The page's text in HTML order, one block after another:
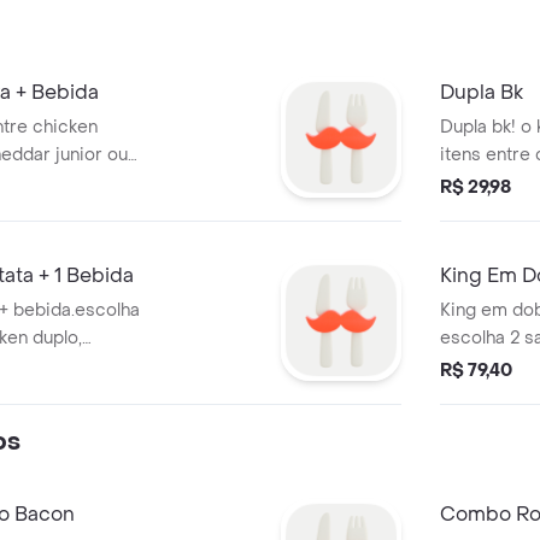
+ Bebida
chicken
junior ou
individual
com muito
que você já
Dupla Bk
Dupla bk! o
itens entre
duplo, big
onion
zero,
aproveite
R$ 29,98
+ 1 Bebida
bebida.escolha
duplo,
bk cheddar
para
King Em
King em
escolha 2
duplo,
em dobro!
R$ 79,40
Bacon Combo